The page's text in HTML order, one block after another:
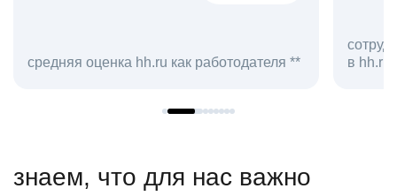
средняя оценка hh.ru как работодателя **
в hh.ru
знаем, что для нас важно